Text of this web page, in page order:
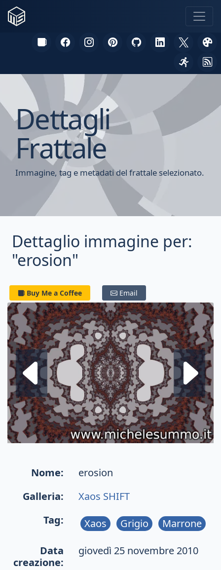
Dettagli
Frattale
Immagine, tag e metadati del frattale selezionato.
Dettaglio immagine per:
"erosion"
Buy Me a Coffee Email
Frattale
Nome:
erosion
Galleria:
Xaos SHIFT
Tag:
Xaos Grigio Marrone
Data
creazione:
giovedì 25 novembre 2010